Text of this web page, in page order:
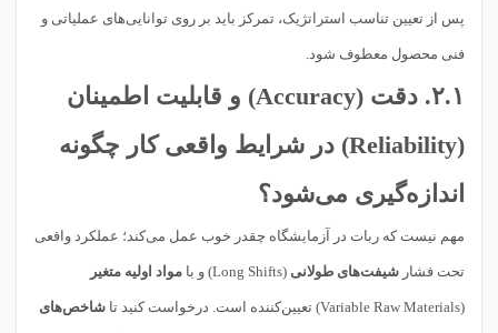
پس از تعیین تناسب استراتژیک، تمرکز باید بر روی توانایی‌های عملیاتی و
فنی محصول معطوف شود.
۲.۱. دقت (Accuracy) و
قابلیت اطمینان
(Reliability) در شرایط واقعی کار چگونه
اندازه‌گیری می‌شود؟
مهم نیست که ربات در آزمایشگاه چقدر خوب عمل می‌کند؛ عملکرد واقعی
تحت فشار شیفت‌های طولانی (Long Shifts) و با مواد اولیه متغیر
(Variable Raw Materials) تعیین‌کننده است. درخواست کنید تا شاخص‌های